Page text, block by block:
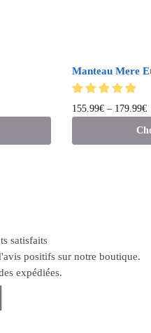
Manteau Mere
155.99€ – 179.99€
satisfaits
positifs sur notre boutique.
expédiées.